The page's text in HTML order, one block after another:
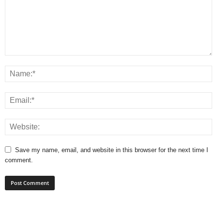
Save my name, email, and website in this browser for the next time I
comment.